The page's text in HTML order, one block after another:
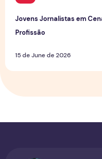
Jovens Jornalistas em
Profissão
15 de June de 2026